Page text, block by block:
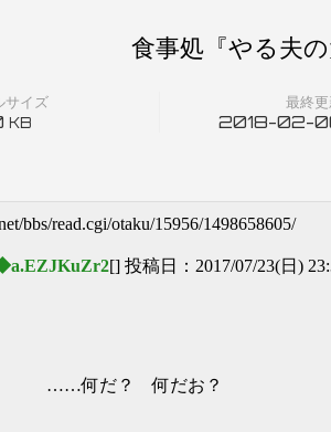
サイズ
KB
最終
2018-02-
食事処『やる夫
bbs/read.cgi/otaku/15956/1498658605/
[] 投稿日：2017/07/23(日)
何だお？